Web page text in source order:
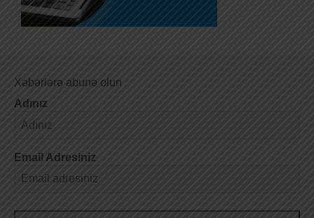
Xəbərlərə abunə olun
Adınız
Email Adresiniz